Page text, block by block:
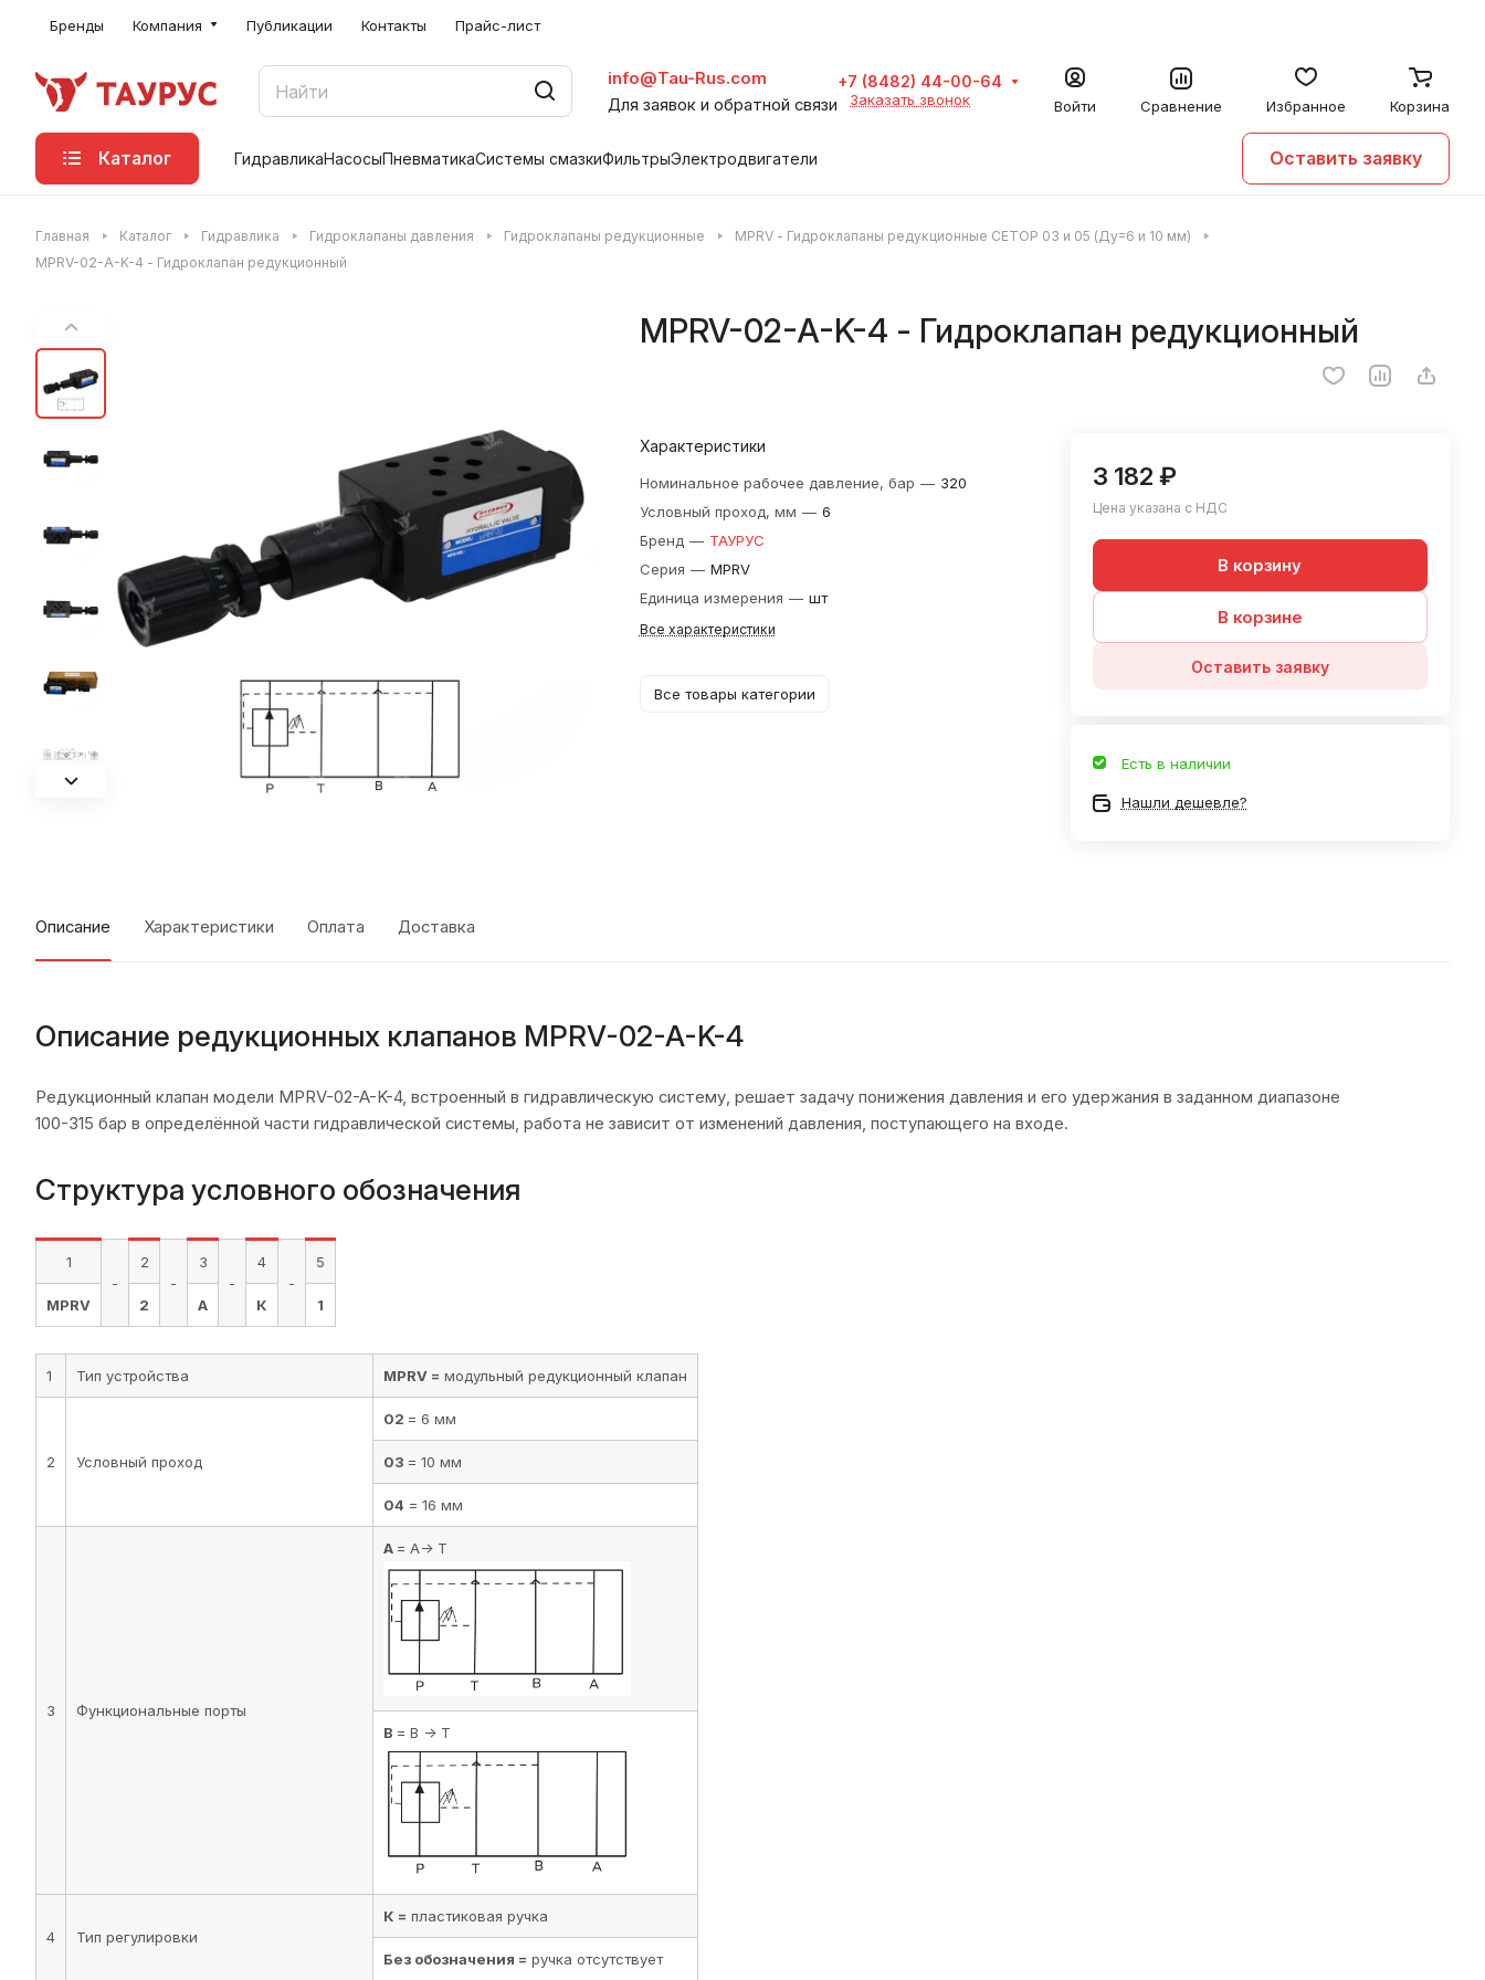
Бренды Компания Публикации Контакты Прайс-лист
info@Tau-Rus.com
Для заявок и обратной связи
+7 (8482) 44-00-64
Заказать звонок Войти Сравнение Избранное Корзина
Каталог ГидравликаНасосыПневматикаСистемы смазкиФильтрыЭлектродвигатели Оставить заявку
Главная Каталог Гидравлика Гидроклапаны давления Гидроклапаны редукционные
MPRV - Гидроклапаны редукционные CETOP 03 и 05 (Ду=6 и 10 мм)
MPRV-02-A-K-4 - Гидроклапан редукционный
MPRV-02-A-K-4 - Гидроклапан редукционный
Характеристики
Номинальное рабочее давление, бар — 320
Условный проход, мм — 6
Бренд — ТАУРУС
Серия — MPRV
Единица измерения — шт
Все характеристики
Все товары категории
3 182 ₽
Цена указана с НДС
В корзину
В корзине
Оставить заявку
Есть в наличии
Нашли дешевле?
Описание Характеристики Оплата Доставка
Описание редукционных клапанов MPRV-02-A-K-4
Редукционный клапан модели MPRV-02-A-K-4, встроенный в гидравлическую систему, решает задачу понижения давления и его удержания в заданном диапазоне
100-315 бар в определённой части гидравлической системы, работа не зависит от изменений давления, поступающего на входе.
Структура условного обозначения
1
-
2
-
3
-
4
-
5
MPRV 2 А К 1
1 Тип устройства MPRV = модульный редукционный клапан
2 Условный проход
02 = 6 мм
03 = 10 мм
04 = 16 мм
3 Функциональные порты
A = A-> T
B = B -> T
4 Тип регулировки
К = пластиковая ручка
Без обозначения = ручка отсутствует